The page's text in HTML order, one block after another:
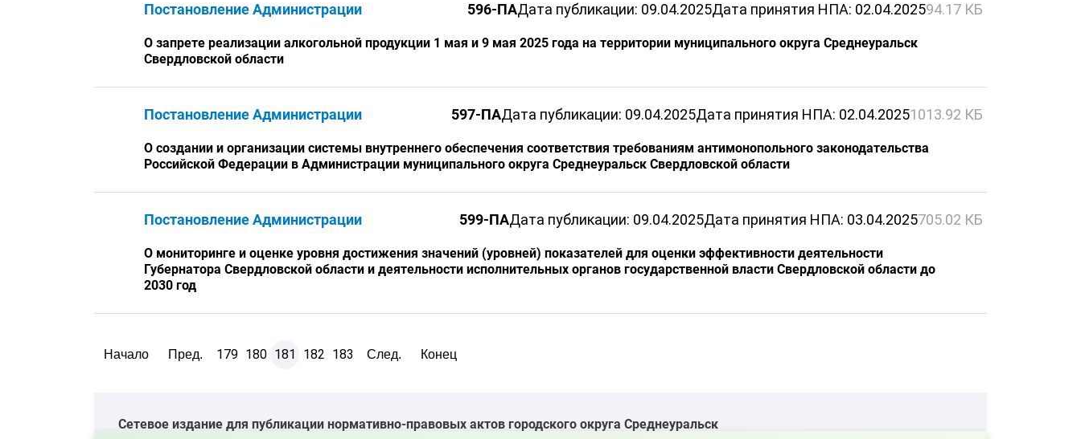
Постановление Администрации 596-ПАДата публикации: 09.04.2025Дата принятия НПА: 02.04.202594.17 КБ
О запрете реализации алкогольной продукции 1 мая и 9 мая 2025 года на территории муниципального округа Среднеуральск
Свердловской области
Постановление Администрации 597-ПАДата публикации: 09.04.2025Дата принятия НПА: 02.04.20251013.92 КБ
О создании и организации системы внутреннего обеспечения соответствия требованиям антимонопольного законодательства
Российской Федерации в Администрации муниципального округа Среднеуральск Свердловской области
Постановление Администрации 599-ПАДата публикации: 09.04.2025Дата принятия НПА: 03.04.2025705.02 КБ
О мониторинге и оценке уровня достижения значений (уровней) показателей для оценки эффективности деятельности
Губернатора Свердловской области и деятельности исполнительных органов государственной власти Свердловской области до
2030 год
Начало Пред. 179 180 181 182 183 След. Конец
Cетевое издание для публикации нормативно-правовых актов городского округа Среднеуральск